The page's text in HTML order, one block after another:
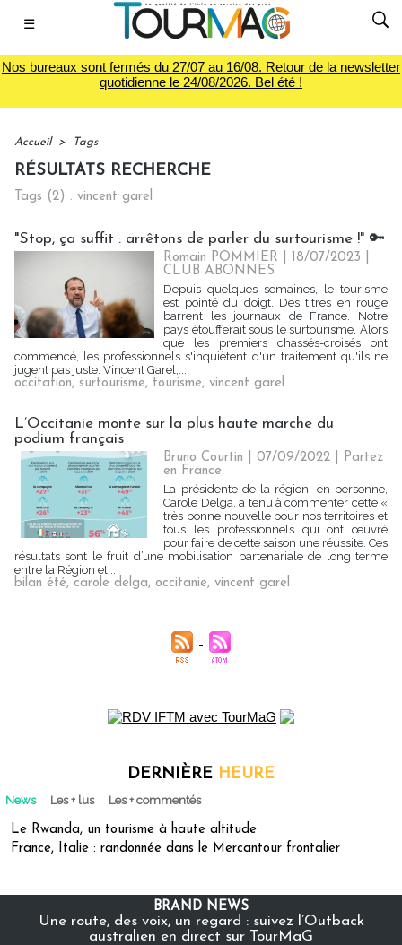
☰
Nos bureaux sont fermés du 27/07 au 16/08. Retour de la newsletter
quotidienne le 24/08/2026. Bel été !
Accueil > Tags
RÉSULTATS RECHERCHE
Tags (2) : vincent garel
"Stop, ça suffit : arrêtons de parler du surtourisme !" 🔑
Romain POMMIER | 18/07/2023
CLUB ABONNES
Depuis quelques semaines, le tourisme
est pointé du doigt. Des titres en rouge
barrent les journaux de France. Notre
pays étoufferait sous le surtourisme. Alors
que les premiers chassés-croisés ont
commencé, les professionnels s'inquiètent d'un traitement qu'ils ne
jugent pas juste. Vincent Garel,...
occitation, surtourisme, tourisme, vincent garel
L’Occitanie monte sur la plus haute marche du
podium français
Bruno Courtin | 07/09/2022
Partez
en France
La présidente de la région, en personne,
Carole Delga, a tenu à commenter cette «
très bonne nouvelle pour nos territoires et
tous les professionnels qui ont œuvré
pour faire de cette saison une réussite. Ces
résultats sont le fruit d’une mobilisation partenariale de long terme
entre la Région et...
bilan été, carole delga, occitanie, vincent garel
DERNIÈRE HEURE
News Les + lus Les + commentés
Le Rwanda, un tourisme à haute altitude
France, Italie : randonnée dans le Mercantour frontalier
BRAND NEWS
Une route, des voix, un regard : suivez l’Outback
australien en direct sur TourMaG